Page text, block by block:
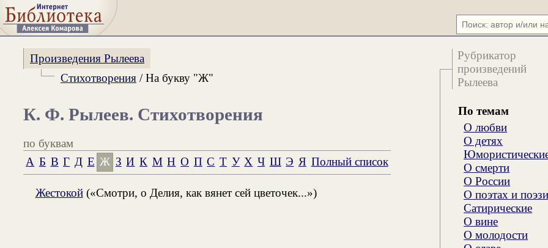
Рубрикатор
произведений
Рылеева
По темам
О любви
О детях
О смерти
О России
О поэтах и
Сатирические
О вине
О молодости
Произведения Рылеева
Стихотворения/ На букву "Ж"
К. Ф. Рылеев. Стихотворения
по буквам
А Б В Г Д Е Ж З И К М Н О П С Т У Х Ч Ш Э Я Полный список
Жестокой(«Смотри, о Делия, как вянет сей цветочек...»)